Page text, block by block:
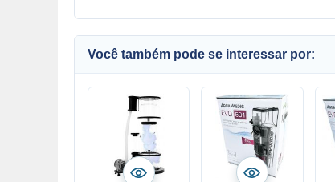
Você também pode se interessar por: